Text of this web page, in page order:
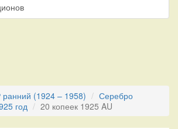
(1924 – 1958)
Серебро
год 20 копеек 1925 AU